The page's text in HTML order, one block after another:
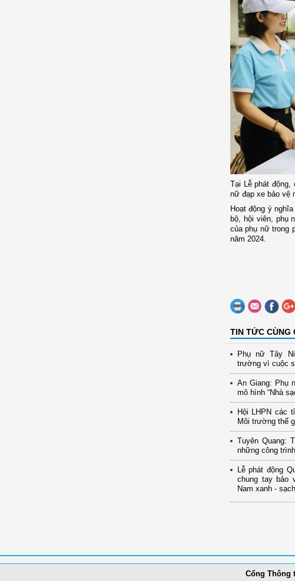
Tại Lễ phát động,
nữ đạp xe bảo vệ
Hoạt động ý
bộ, hội viên, phụ
của phụ nữ trong
năm 2024.
TIN TỨC CÙNG
Phụ nữ Tây
trường vì cuộc
An Giang: Phụ
mô hình “Nhà
Hội LHPN các
Môi trường thế
Tuyên Quang:
những công
Lễ phát động
chung tay bảo
Nam xanh -
Cổng Thông